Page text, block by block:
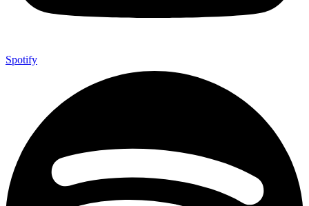
Spotify